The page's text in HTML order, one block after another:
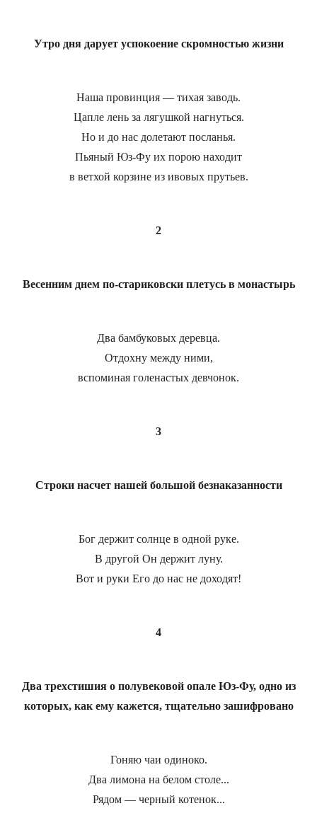
Утро дня дарует успокоение скромностью жизни
Наша провинция — тихая заводь.
Цапле лень за лягушкой нагнуться.
Но и до нас долетают посланья.
Пьяный Юз-Фу их порою находит
в ветхой корзине из ивовых прутьев.
2
Весенним днем по-стариковски плетусь в монастырь
Два бамбуковых деревца.
Отдохну между ними,
вспоминая голенастых девчонок.
3
Строки насчет нашей большой безнаказанности
Бог держит солнце в одной руке.
В другой Он держит луну.
Вот и руки Его до нас не доходят!
4
Два трехстишия о полувековой опале Юз-Фу, одно из
которых, как ему кажется, тщательно зашифровано
Гоняю чаи одиноко.
Два лимона на белом столе...
Рядом — черный котенок...